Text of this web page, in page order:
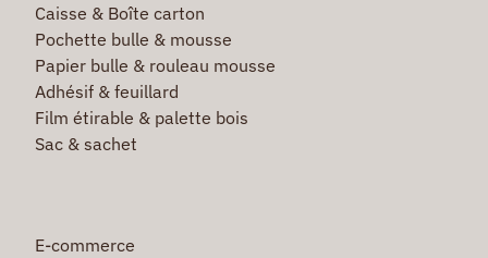
Caisse & Boîte carton
Pochette bulle & mousse
Papier bulle & rouleau mousse
Adhésif & feuillard
Film étirable & palette bois
Sac & sachet
E-commerce